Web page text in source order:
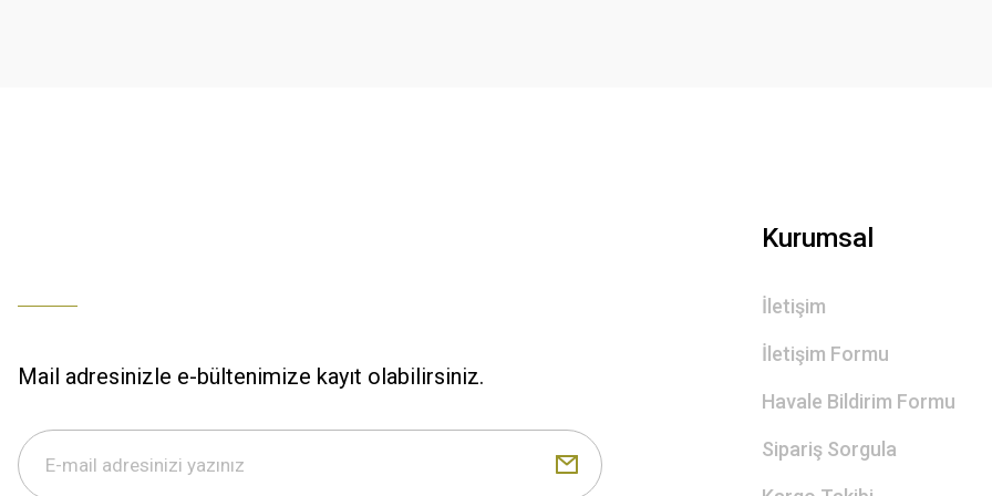
S... M... | 29/12/2025
Mail adresinizle e-bültenimize kayıt olabilirsiniz.
Kurumsal
İletişim
İletişim Formu
Havale Bildirim Formu
Sipariş Sorgula